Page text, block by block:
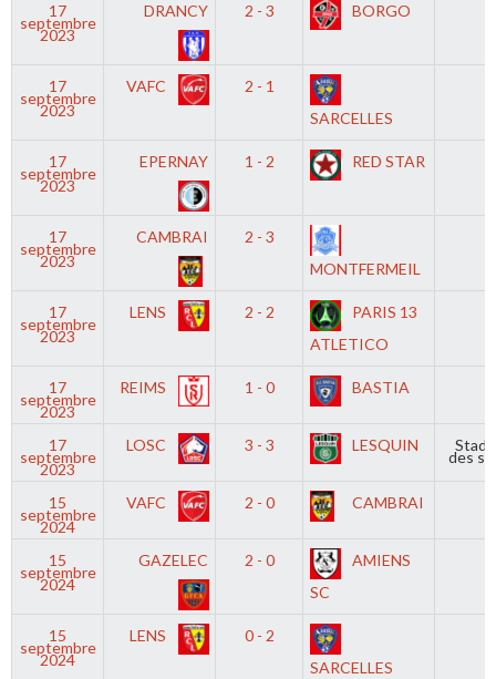
17
septembre
2023
DRANCY 2 - 3 BORGO
17
septembre
2023
VAFC
2 - 1
SARCELLES
17
septembre
2023
EPERNAY 1 - 2 RED STAR
17
septembre
2023
CAMBRAI
2 - 3
MONTFERMEIL
17
septembre
2023
LENS 2 - 2
PARIS 13
ATLETICO
17
septembre
2023
REIMS 1 - 0 BASTIA
17
septembre
2023
LOSC 3 - 3 LESQUIN
des
15
septembre
2024
VAFC 2 - 0 CAMBRAI
15
septembre
2024
GAZELEC 2 - 0
AMIENS
SC
15
septembre
2024
LENS
0 - 2
SARCELLES